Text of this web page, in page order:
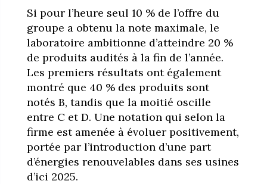
Si pour l’heure seul 10 % de l’offre du
groupe a obtenu la note maximale, le
laboratoire ambitionne d’atteindre 20 %
de produits audités à la fin de l’année.
Les premiers résultats ont également
montré que 40 % des produits sont
notés B, tandis que la moitié oscille
entre C et D. Une notation qui selon la
firme est amenée à évoluer positivement,
portée par l’introduction d’une part
d’énergies renouvelables dans ses usines
d’ici 2025.